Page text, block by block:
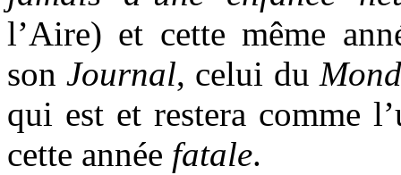
l’Aire) et cette même
sonJournal, celui du
qui est et restera comme
cette année fatale.